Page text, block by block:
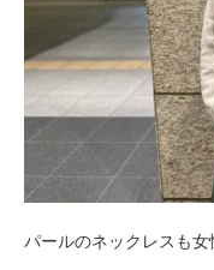
パールのネックレスも女